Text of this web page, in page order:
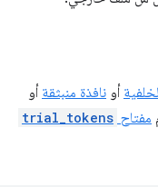
أو نافذة منبثقة أو
مفتاح trial_tokens